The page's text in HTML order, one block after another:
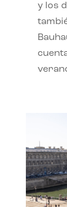
y los